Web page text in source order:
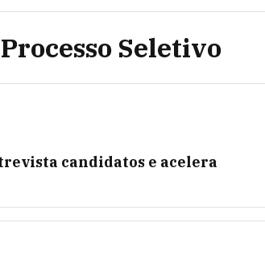
Seletivo
candidatos e acelera